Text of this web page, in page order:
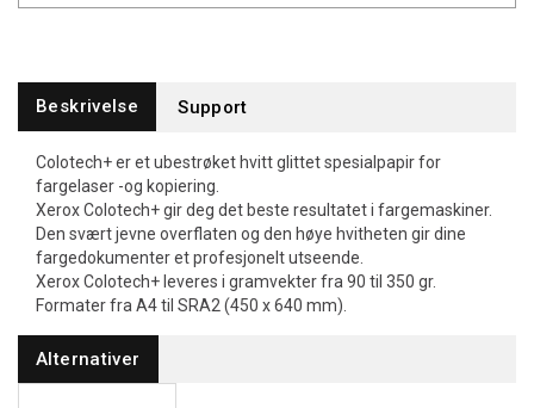
Beskrivelse Support
Colotech+ er et ubestrøket hvitt glittet spesialpapir for
fargelaser -og kopiering.
Xerox Colotech+ gir deg det beste resultatet i fargemaskiner.
Den svært jevne overflaten og den høye hvitheten gir dine
fargedokumenter et profesjonelt utseende.
Xerox Colotech+ leveres i gramvekter fra 90 til 350 gr.
Formater fra A4 til SRA2 (450 x 640 mm).
Alternativer